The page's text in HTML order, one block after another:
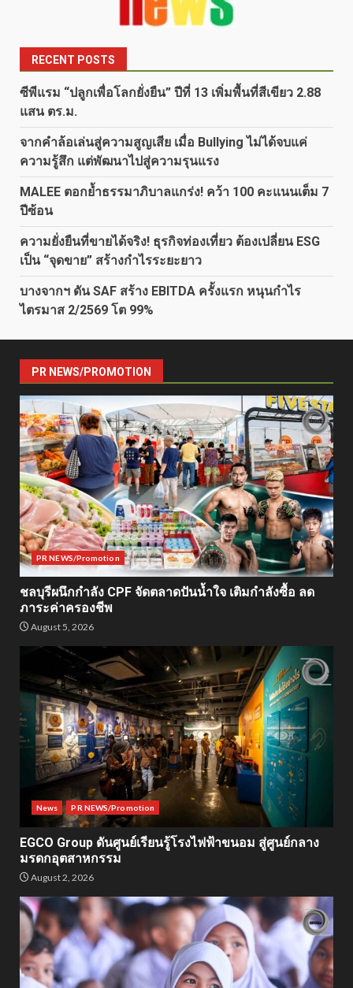
RECENT POSTS
ซีพีแรม “ปลูกเพื่อโลกยั่งยืน” ปีที่ 13 เพิ่มพื้นที่สีเขียว 2.88
แสน ตร.ม.
จากคำล้อเล่นสู่ความสูญเสีย เมื่อ Bullying ไม่ได้จบแค่
ความรู้สึก แต่พัฒนาไปสู่ความรุนแรง
MALEE ตอกย้ำธรรมาภิบาลแกร่ง! คว้า 100 คะแนนเต็ม 7
ปีซ้อน
ความยั่งยืนที่ขายได้จริง! ธุรกิจท่องเที่ยว ต้องเปลี่ยน ESG
เป็น “จุดขาย” สร้างกำไรระยะยาว
บางจากฯ ดัน SAF สร้าง EBITDA ครั้งแรก หนุนกำไร
ไตรมาส 2/2569 โต 99%
PR NEWS/PROMOTION
PR NEWS/Promotion
ชลบุรีผนึกกำลัง CPF จัดตลาดปันน้ำใจ เติมกำลังซื้อ ลด
ภาระค่าครองชีพ
August 5, 2026
News PR NEWS/Promotion
EGCO Group ดันศูนย์เรียนรู้โรงไฟฟ้าขนอม สู่ศูนย์กลาง
มรดกอุตสาหกรรม
August 2, 2026